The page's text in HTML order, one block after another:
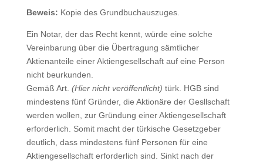
Beweis: Kopie des Grundbuchauszuges.
Ein Notar, der das Recht kennt, würde eine solche
Vereinbarung über die Übertragung sämtlicher
Aktienanteile einer Aktiengesellschaft auf eine Person
nicht beurkunden.
Gemäß Art. (Hier nicht veröffentlicht) türk. HGB sind
mindestens fünf Gründer, die Aktionäre der Gesllschaft
werden wollen, zur Gründung einer Aktiengesellschaft
erforderlich. Somit macht der türkische Gesetzgeber
deutlich, dass mindestens fünf Personen für eine
Aktiengesellschaft erforderlich sind. Sinkt nach der